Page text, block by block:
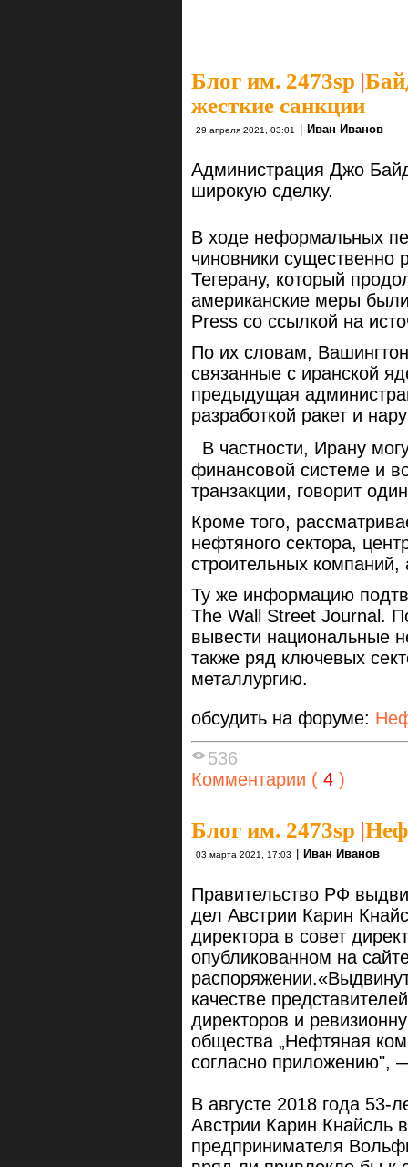
Блог им. 2473sp |
жесткие санкции
29 апреля 2021, 03:01 | Иван Иванов
Администрация Джо
широкую сделку.
В ходе неформальных
чиновники
Тегерану, который
американские меры
Press со ссылкой на
По их словам,
связанные с иранской
предыдущая
разработкой ракет и
В частности, Ирану
финансовой системе и
транзакции, говорит
Кроме того,
нефтяного сектора,
строительных компаний,
Ту же информацию
The Wall Street Journal.
вывести национальные
также ряд ключевых
металлургию.
обсудить на форуме:
536
Комментарии ( 4 )
Блог им. 2473sp |
03 марта 2021, 17:03 Иван Иванов
Правительство РФ
дел Австрии Карин
директора в совет
опубликованном на
качестве
директоров и
общества „Нефтяная
согласно приложению",
В августе 2018 года 53-
Австрии Карин Кнайсль
предпринимателя